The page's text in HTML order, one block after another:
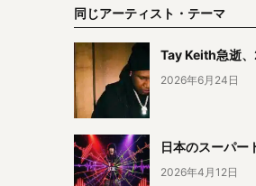
同じアーティスト・テーマ
Tay Keith急逝
2026年6月24日
日本のスーパー
2026年4月12日